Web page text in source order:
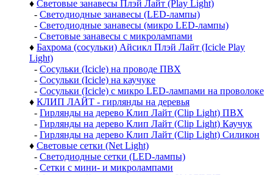
♦ Световые занавесы Плэй Лайт (Play Light)
- Светодиодные занавесы (LED-лампы)
- Светодиодные занавесы (микро LED-лампы)
- Световые занавесы с микролампами
♦ Бахрома (сосульки) Айсикл Плэй Лайт (Icicle Play
Light)
- Сосульки (Icicle) на проводе ПВХ
- Сосульки (Icicle) на каучуке
- Сосульки (Icicle) с микро LED-лампами на проволоке
♦ КЛИП ЛАЙТ - гирлянды на деревья
- Гирлянды на дерево Клип Лайт (Clip Light) ПВХ
- Гирлянды на дерево Клип Лайт (Clip Light) Каучук
- Гирлянды на дерево Клип Лайт (Clip Light) Силикон
♦ Световые сетки (Net Light)
- Светодиодные сетки (LED-лампы)
- Сетки с мини- и микролампами